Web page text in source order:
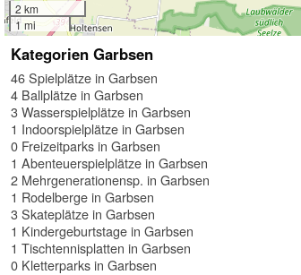
2 km
1 mi
Kategorien Garbsen
46 Spielplätze in Garbsen
4 Ballplätze in Garbsen
3 Wasserspielplätze in Garbsen
1 Indoorspielplätze in Garbsen
0 Freizeitparks in Garbsen
1 Abenteuerspielplätze in Garbsen
2 Mehrgenerationensp. in Garbsen
1 Rodelberge in Garbsen
3 Skateplätze in Garbsen
1 Kindergeburtstage in Garbsen
1 Tischtennisplatten in Garbsen
0 Kletterparks in Garbsen